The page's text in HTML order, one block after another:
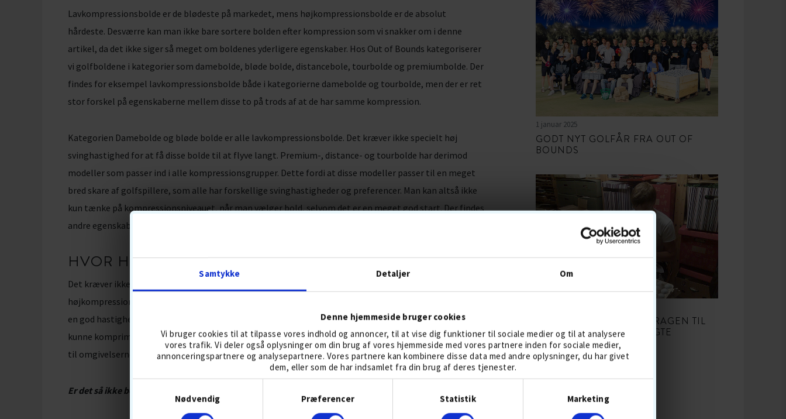
Samtykke Detaljer Om
Denne hjemmeside bruger cookies
Vi bruger cookies til at tilpasse vores indhold og annoncer, til at vise dig funktioner til sociale medier og til at analysere
vores trafik. Vi deler også oplysninger om din brug af vores hjemmeside med vores partnere inden for sociale medier,
annonceringspartnere og analysepartnere. Vores partnere kan kombinere disse data med andre oplysninger, du har givet
dem, eller som de har indsamlet fra din brug af deres tjenester.
Nødvendig
Præferencer Statistik Marketing
Lavkompressionsbolde er de blødeste på markedet, mens højkompressionsbolde er de absolut
hårdeste. Desværre kan man ikke bare sortere bolden efter kompression som vi snakker om i denne
artikel, da det ikke siger så meget om boldenes yderligere egenskaber. Hos Out of Bounds kategoriserer
vi golfboldene i kategorier som damebolde, bløde bolde, distancebole, tourbolde og premiumbolde. Der
findes for eksempel lavkompressionsbolde både i kategorierne damebolde og tourbolde, men der er ret
stor forskel på egenskaberne mellem disse to på trods af at de har samme kompression.
Kategorien Damebolde og bløde bolde er alle lavkompressionsbolde. Det kræver ikke specielt høj
svinghastighed for at få disse bolde til at flyve langt. Premium-, distance- og tourbolde har derimod
modeller som passer ind i alle kompressionsgrupper. Dette fordi at disse modeller passer til en meget
bred skare af golfspillere, som alle har forskellige svinghastigheder og preferencer. Man kan altså ikke
kun tænke på kompressionsniveauet, når man vælger bold, selvom det er en meget god start. Der findes
andre egenskaber når det kommer til flugt, skal, spin og så videre, som man også bør have i tankerne.
HVOR HÅRDT TRÆFFER DU BOLDEN?
Det kræver ikke specielt høj svinghastighed for at komprimere en lavkompressionsbold, mens en
højkompressionsbold kræver rigtig høj fart med køllen. Komprimerer du bolden ordentligt får bolden
en god hastighed, hvilket (i teorien), udmynder i øget længde. Dette betyder at alle golfspillere vil
kunne komprimere en golfbold med lav kompression og få den bedst mulige længde ud af det i forhold
til omgivelserne.
Er det så ikke bedre for alle at spille med lavkompressionsbolde for at få mere længde? Svaret er nej.
1 januar 2025
GODT NYT GOLFÅR FRA OUT OF
BOUNDS
FRA ÆGGEBAKKER I GARAGEN TIL
MILLIONER AF GENBRUGTE
GOLFBOLDE
SE MERE